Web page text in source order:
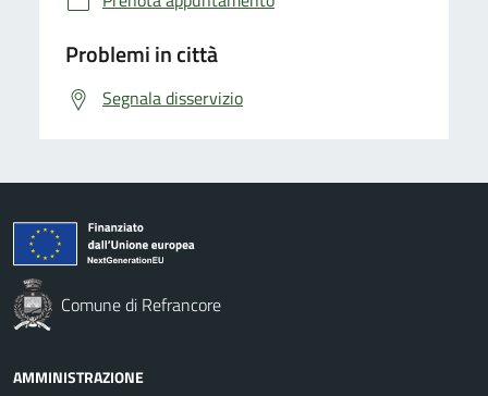
Problemi in città
Segnala disservizio
Comune di Refrancore
AMMINISTRAZIONE